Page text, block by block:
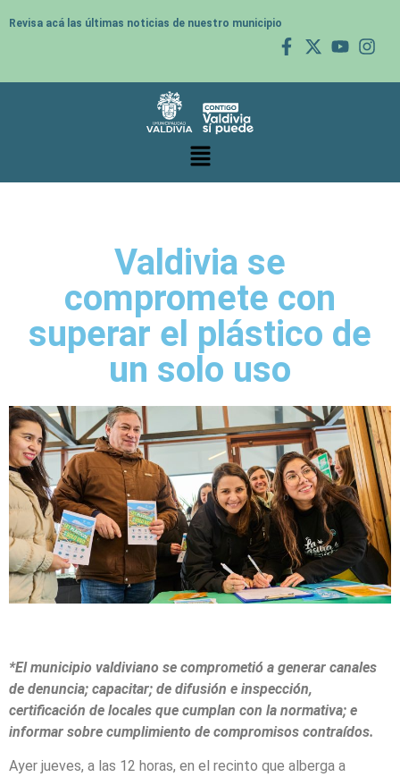
Revisa acá las últimas noticias de nuestro municipio
Valdivia se
compromete con
superar el plástico de
un solo uso
*El municipio valdiviano se comprometió a generar canales
de denuncia; capacitar; de difusión e inspección,
certificación de locales que cumplan con la normativa; e
informar sobre cumplimiento de compromisos contraídos.
Ayer jueves, a las 12 horas, en el recinto que alberga a